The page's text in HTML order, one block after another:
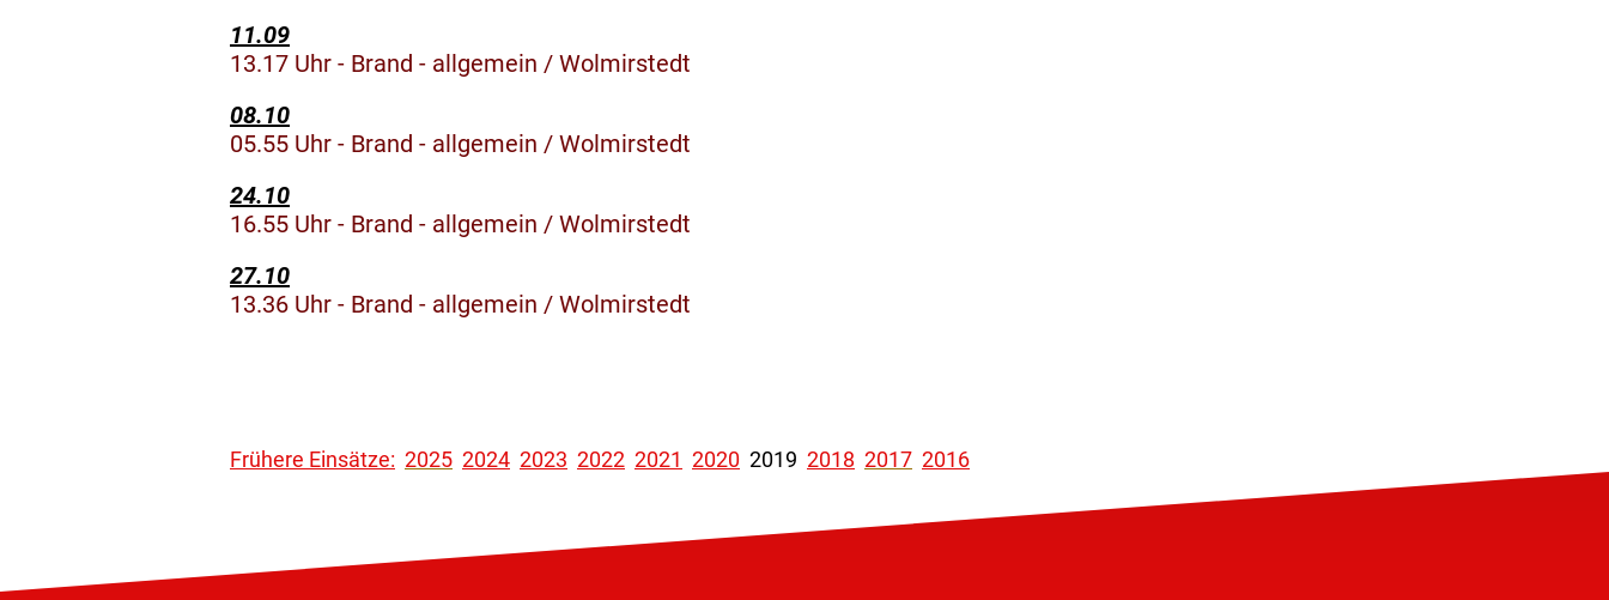
11.09
13.17 Uhr - Brand - allgemein / Wolmirstedt
08.10
05.55 Uhr - Brand - allgemein / Wolmirstedt
24.10
16.55 Uhr - Brand - allgemein / Wolmirstedt
27.10
13.36 Uhr - Brand - allgemein / Wolmirstedt
Frühere Einsätze: 2025 2024 2023 2022 2021 2020 2019 2018 2017 2016